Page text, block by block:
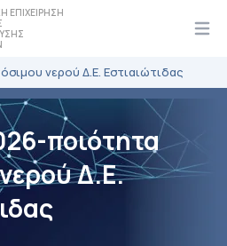
ΕΠΙΧΕΙΡΗΣΗ
νερού Δ.Ε. Εστιαιώτιδας
ποιότητα
Δ.Ε.